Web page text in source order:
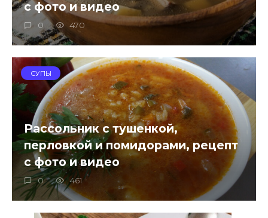
с фото и видео
0 470
СУПЫ
Рассольник с тушенкой,
перловкой и помидорами, рецепт
с фото и видео
0 461